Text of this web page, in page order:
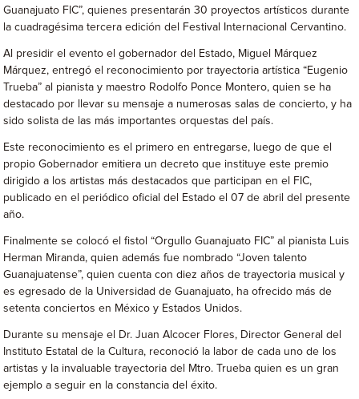
Guanajuato FIC”, quienes presentarán 30 proyectos artísticos durante
la cuadragésima tercera edición del Festival Internacional Cervantino.
Al presidir el evento el gobernador del Estado, Miguel Márquez
Márquez, entregó el reconocimiento por trayectoria artística “Eugenio
Trueba” al pianista y maestro Rodolfo Ponce Montero, quien se ha
destacado por llevar su mensaje a numerosas salas de concierto, y ha
sido solista de las más importantes orquestas del país.
Este reconocimiento es el primero en entregarse, luego de que el
propio Gobernador emitiera un decreto que instituye este premio
dirigido a los artistas más destacados que participan en el FIC,
publicado en el periódico oficial del Estado el 07 de abril del presente
año.
Finalmente se colocó el fistol “Orgullo Guanajuato FIC” al pianista Luis
Herman Miranda, quien además fue nombrado “Joven talento
Guanajuatense”, quien cuenta con diez años de trayectoria musical y
es egresado de la Universidad de Guanajuato, ha ofrecido más de
setenta conciertos en México y Estados Unidos.
Durante su mensaje el Dr. Juan Alcocer Flores, Director General del
Instituto Estatal de la Cultura, reconoció la labor de cada uno de los
artistas y la invaluable trayectoria del Mtro. Trueba quien es un gran
ejemplo a seguir en la constancia del éxito.